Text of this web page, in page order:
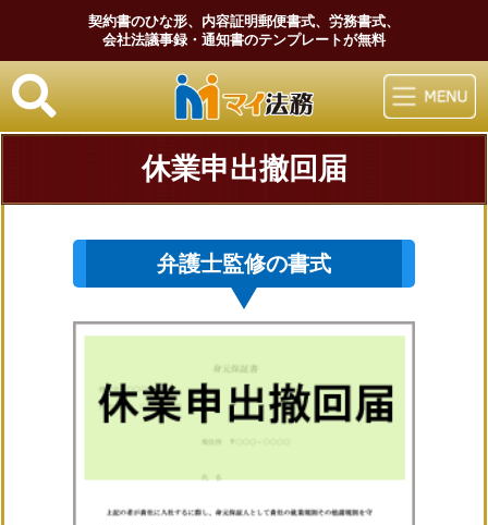
契約書のひな形、内容証明郵便書式、労務書式、
会社法議事録・通知書のテンプレートが無料
マイ法務
休業申出撤回届
弁護士監修の書式